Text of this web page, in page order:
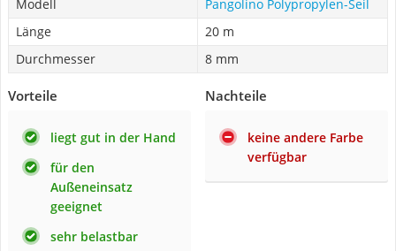
Modell
Pangolino Polypropylen-Seil
Länge
20 m
Durchmesser
8 mm
Vorteile
liegt gut in der Hand
für den
Außeneinsatz
geeignet
sehr belastbar
Nachteile
keine andere Farbe
verfügbar